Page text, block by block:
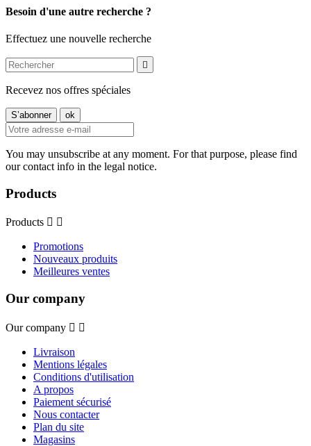
Besoin d'une autre recherche ?
Effectuez une nouvelle recherche

Recevez nos offres spéciales
You may unsubscribe at any moment. For that purpose, please find
our contact info in the legal notice.
Products
Products  
Promotions
Nouveaux produits
Meilleures ventes
Our company
Our company  
Livraison
Mentions légales
Conditions d'utilisation
A propos
Paiement sécurisé
Nous contacter
Plan du site
Magasins